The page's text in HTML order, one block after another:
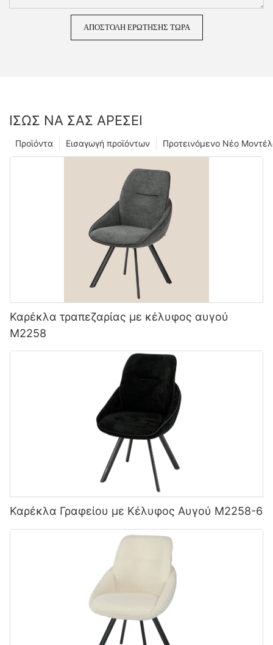
ΑΠΟΣΤΟΛΉ ΕΡΏΤΗΣΗΣ ΤΏΡΑ
ΊΣΩΣ ΝΑ ΣΑΣ ΑΡΈΣΕΙ
Προτεινόμενο Νέο
Εισαγωγή προϊόντων
Προϊόντα
Καρέκλα τραπεζαρίας με κέλυφος αυγού
M2258
Καρέκλα Γραφείου με Κέλυφος Αυγού M2258-6